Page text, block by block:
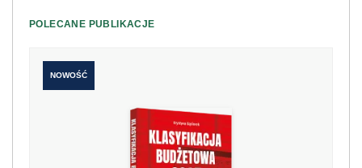
POLECANE PUBLIKACJE
NOWOŚĆ